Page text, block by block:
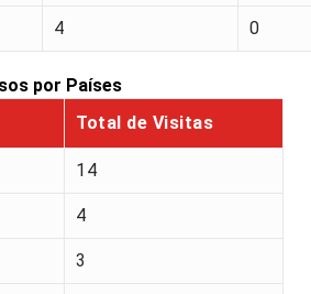
4 0
por Países
Total de Visitas
14
4
3